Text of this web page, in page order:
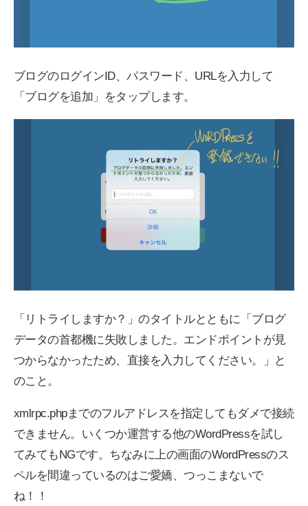
ブログのログインID、パスワード、URLを入力して
「ブログを追加」をタップします。
「リトライしますか？」のタイトルとともに「ブログ
データの首都機に失敗しました。エンドポイントが見
つからなかったため、直接を入力してください。」と
のこと。
xmlrpc.phpまでのフルアドレスを指定してもダメで接続
できません。いくつか運営する他のWordPressを試し
てみてもNGです。ちなみに上の画面のWordPressのス
ペルを間違っているのはご愛嬌、つっこまないで
ね！！